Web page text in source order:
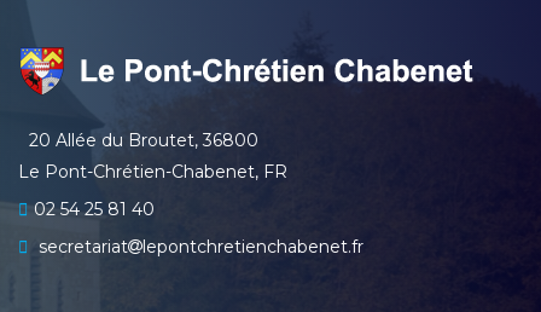
20 Allée du Broutet, 36800
Le Pont-Chrétien-Chabenet, FR
02 54 25 81 40
secretariat
lepontchretienchabenet.fr